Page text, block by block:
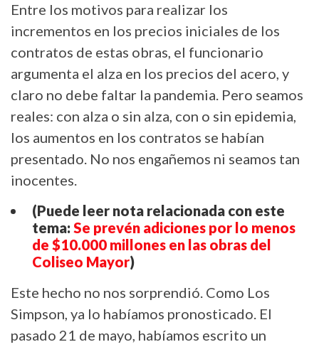
Entre los motivos para realizar los
incrementos en los precios iniciales de los
contratos de estas obras, el funcionario
argumenta el alza en los precios del acero, y
claro no debe faltar la pandemia. Pero seamos
reales: con alza o sin alza, con o sin epidemia,
los aumentos en los contratos se habían
presentado. No nos engañemos ni seamos tan
inocentes.
(Puede leer nota relacionada con este
tema:Se prevén adiciones por lo menos
de $10.000 millones en las obras del
Coliseo Mayor)
Este hecho no nos sorprendió. Como Los
Simpson, ya lo habíamos pronosticado. El
pasado 21 de mayo, habíamos escrito un